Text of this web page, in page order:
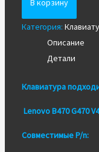
для
Lenovo
В корзину
Категория:
Описание
Детали
Клавиатура
Lenovo B470 G470
Совместимые P/n: